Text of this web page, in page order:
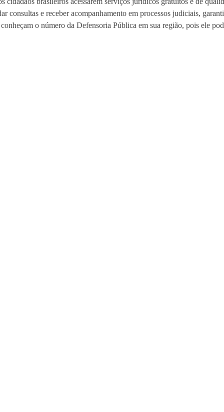
consultas e receber acompanhamento em processos judiciais,
o número da Defensoria Pública em sua região, pois ele